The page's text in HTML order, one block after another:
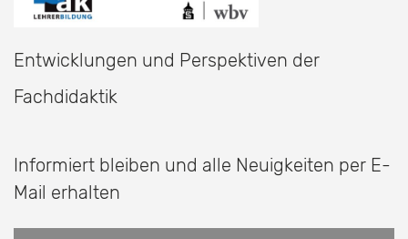
Entwicklungen und Perspektiven der
Fachdidaktik
Informiert bleiben und alle Neuigkeiten per E-
Mail erhalten